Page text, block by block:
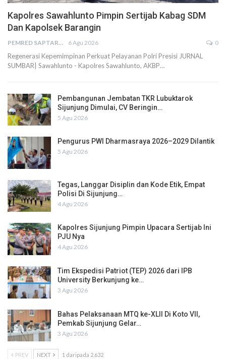
Kapolres Sawahlunto Pimpin Sertijab Kabag SDM
Dan Kapolsek Barangin
PEMRED SAPTARIUS 6 Agu 2026 0
Regenerasi Kepemimpinan Perkuat Pelayanan Polri Presisi JURNAL
SUMBAR| Sawahlunto - Kapolres Sawahlunto, AKBP…
Pembangunan Jembatan TKR Lubuktarok
Sijunjung Dimulai, CV Beringin…
5 Agu 2026
Pengurus PWI Dharmasraya 2026–2029 Dilantik
5 Agu 2026
Tegas, Langgar Disiplin dan Kode Etik, Empat
Polisi Di Sijunjung…
4 Agu 2026
Kapolres Sijunjung Pimpin Upacara Sertijab Ini
PJU Nya
4 Agu 2026
Tim Ekspedisi Patriot (TEP) 2026 dari IPB
University Berkunjung ke…
3 Agu 2026
Bahas Pelaksanaan MTQ ke-XLII Di Koto VII,
Pemkab Sijunjung Gelar…
3 Agu 2026
PREV NEXT 1 daripada 2,632